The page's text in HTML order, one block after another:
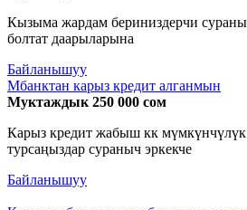
Кызыма жардам бериниздерчи
болтат даарыларына
Байланышуу
Мбанктан карыз кредит алганмын
Муктаждык 250 000 сом
Карыз кредит жабыш кк
турсаңыздар сураныч эркекче
Байланышуу